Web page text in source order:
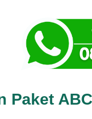
Paket ABC